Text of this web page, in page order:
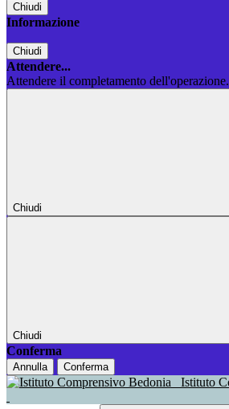
Chiudi
Informazione
Chiudi
Attendere...
Attendere il completamento
Chiudi
Chiudi
Conferma
Annulla Conferma
Istituto